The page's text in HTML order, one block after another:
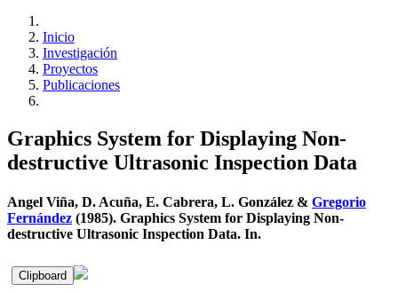
Inicio
Investigación
Proyectos
Publicaciones
Graphics System for Displaying Non-
destructive Ultrasonic Inspection Data
Angel Viña, D. Acuña, E. Cabrera, L. González & Gregorio
Fernández (1985). Graphics System for Displaying Non-
destructive Ultrasonic Inspection Data. In.
Clipboard